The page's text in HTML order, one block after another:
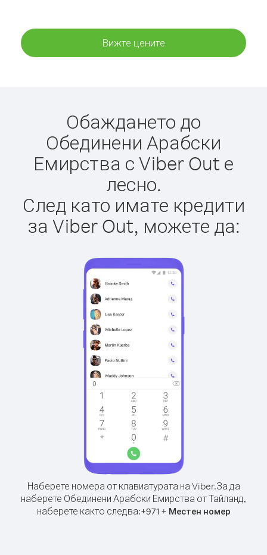
Вижте цените
Обаждането до
Обединени Арабски
Емирства с Viber Out е
лесно.
След като имате кредити
за Viber Out, можете да:
Наберете номера от клавиатурата на Viber.За да
наберете Обединени Арабски Емирства от Тайланд,
наберете както следва:+971+ Местен номер